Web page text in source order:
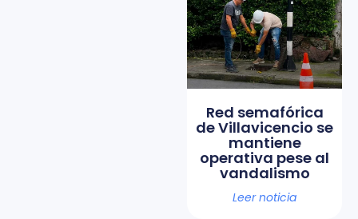
Red semafórica
de Villavicencio se
mantiene
operativa pese al
vandalismo
Leer noticia